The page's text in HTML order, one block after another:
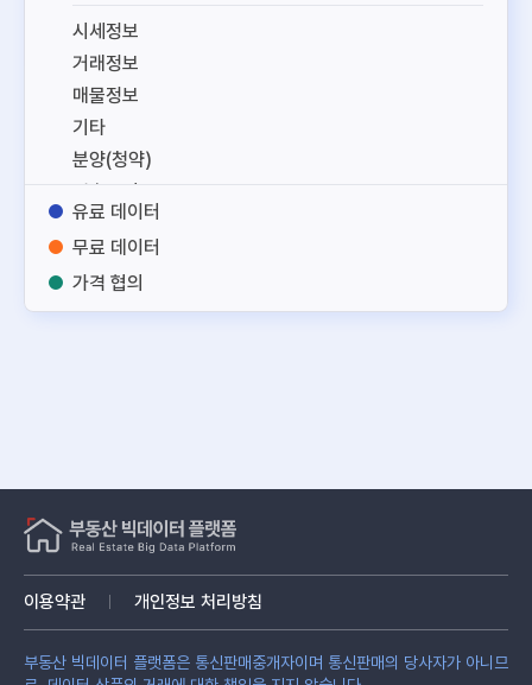
시세정보
거래정보
매물정보
기타
분양(청약)
건축도면
토지
건축
노후부동산
융합정보
기타
유료 데이터
무료 데이터
가격 협의
이용약관 개인정보 처리방침
부동산 빅데이터 플랫폼은 통신판매중개자이며 통신판매의 당사자가 아니므